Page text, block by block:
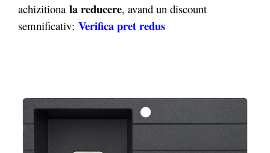
achizitiona la reducere, avand un discount
semnificativ: Verifica pret redus